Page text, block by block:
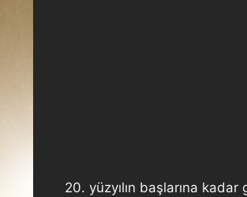
20. yüzyılın başlarına